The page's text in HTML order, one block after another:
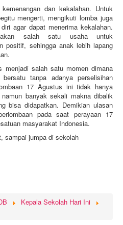
dan kekalahan. Untuk
mengerti, mengikuti lomba juga
agar dapat menerima kekalahan.
salah satu usaha untuk
positif, sehingga anak lebih lapang
menjadi salah satu momen dimana
tanpa adanya perselisihan
17 Agustus ini tidak hanya
banyak sekali makna dibalik
bisa didapatkan. Demikian ulasan
pada saat perayaan 17
masyarakat Indonesia.
sampai jumpa di sekolah
Kepala Sekolah Hari Ini